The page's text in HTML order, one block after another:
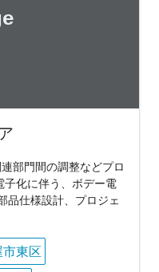
部門間の調整などプロ
子化に伴う、ボデー電
品仕様設計、プロジェ
東区